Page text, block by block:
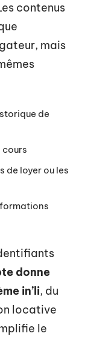
contenus
mais
de
cours
de loyer ou les
donne
in’li, du
locative
le